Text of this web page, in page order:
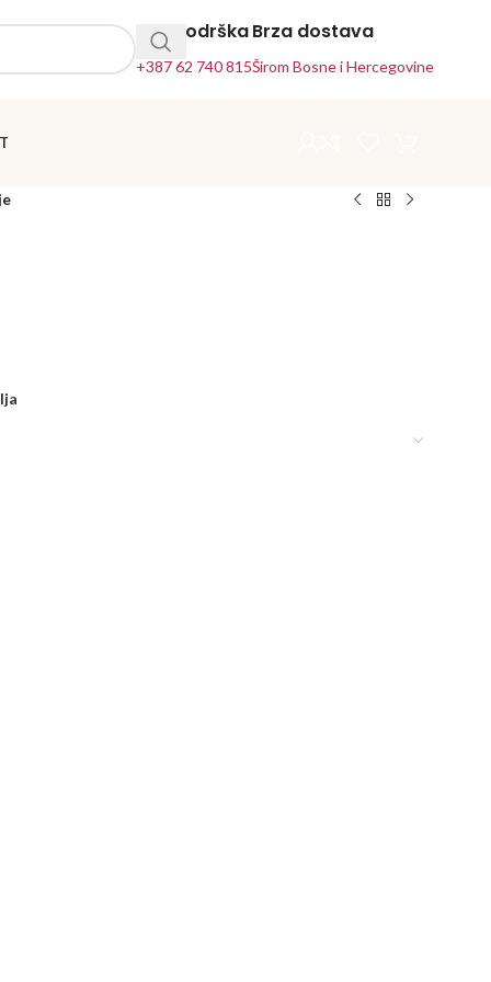
24h Podrška
+387 62 740 815
Brza dostava
Širom Bosne i Hercegovine